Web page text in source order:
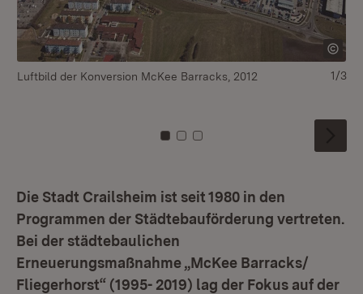
Luftbild der Konversion McKee Barracks, 2012
Zu Kachel: 0
Zu Kachel: 1
Zu Kachel: 2
1/3
Die Stadt Crailsheim ist seit 1980 in den
Programmen der Städtebauförderung vertreten.
Bei der städtebaulichen
Erneuerungsmaßnahme „McKee Barracks/
Fliegerhorst“ (1995- 2019) lag der Fokus auf der